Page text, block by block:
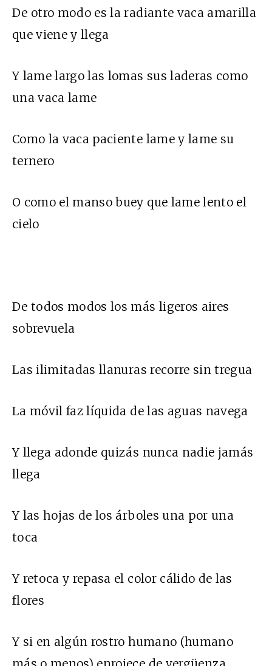
De otro modo es la radiante vaca amarilla
que viene y llega
Y lame largo las lomas sus laderas como
una vaca lame
Como la vaca paciente lame y lame su
ternero
O como el manso buey que lame lento el
cielo
De todos modos los más ligeros aires
sobrevuela
Las ilimitadas llanuras recorre sin tregua
La móvil faz líquida de las aguas navega
Y llega adonde quizás nunca nadie jamás
llega
Y las hojas de los árboles una por una
toca
Y retoca y repasa el color cálido de las
flores
Y si en algún rostro humano (humano